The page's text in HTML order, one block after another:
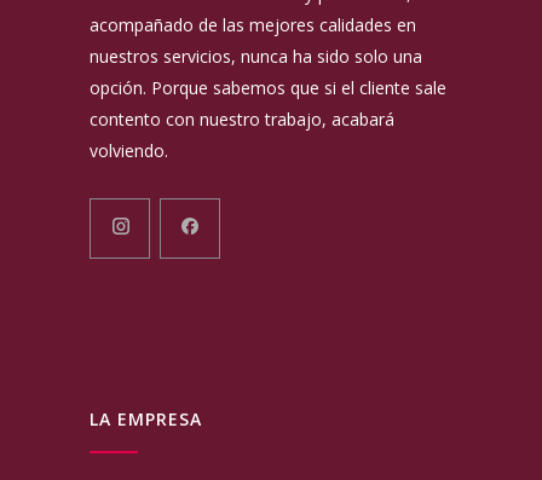
acompañado de las mejores calidades en
nuestros servicios, nunca ha sido solo una
opción. Porque sabemos que si el cliente sale
contento con nuestro trabajo, acabará
volviendo.
LA EMPRESA